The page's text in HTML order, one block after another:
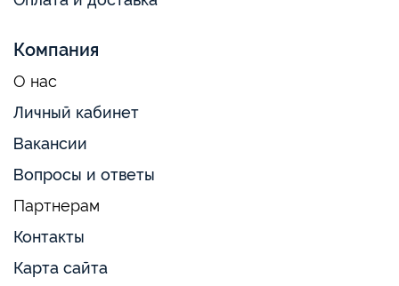
Компания
О нас
Личный кабинет
Вакансии
Вопросы и ответы
Партнерам
Контакты
Карта сайта